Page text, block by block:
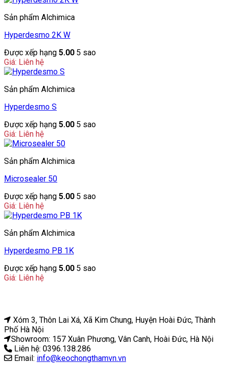
Sản phẩm Alchimica
Hyperdesmo 2K W
Được xếp hạng 5.00 5 sao
Giá: Liên hệ
Sản phẩm Alchimica
Hyperdesmo S
Được xếp hạng 5.00 5 sao
Giá: Liên hệ
Sản phẩm Alchimica
Microsealer 50
Được xếp hạng 5.00 5 sao
Giá: Liên hệ
Sản phẩm Alchimica
Hyperdesmo PB 1K
Được xếp hạng 5.00 5 sao
Giá: Liên hệ
Xóm 3, Thôn Lai Xá, Xã Kim Chung, Huyện Hoài Đức, Thành
Phố Hà Nội
Showroom: 157 Xuân Phương, Vân Canh, Hoài Đức, Hà Nội
Liên hệ: 0396.138.286
Email: info@keochongthamvn.vn